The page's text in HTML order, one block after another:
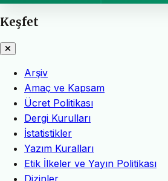
Keşfet
Arşiv
Amaç ve Kapsam
Ücret Politikası
Dergi Kurulları
İstatistikler
Yazım Kuralları
Etik İlkeler ve Yayın Politikası